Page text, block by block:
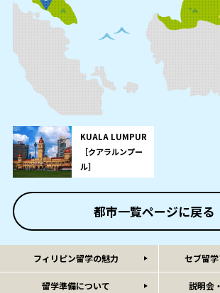
KUALA LUMPUR
［クアラルンプー
ル］
都市一覧ページに戻る
フィリピン留学の魅力 セブ留
留学準備について 説明会